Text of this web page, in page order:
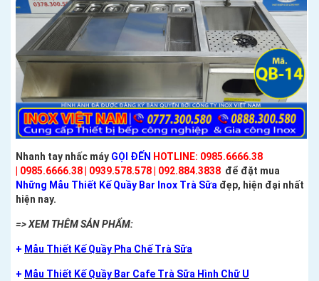
Nhanh tay nhấc máy GỌI ĐẾN HOTLINE: 0985.6666.38
| 0985.6666.38 | 0939.578.578 | 092.884.3838 để đặt mua
Những Mẫu Thiết Kế Quầy Bar Inox Trà Sữa đẹp, hiện đại nhất
hiện nay.
=> XEM THÊM SẢN PHẨM:
+ Mẫu Thiết Kế Quầy Pha Chế Trà Sữa
+ Mẫu Thiết Kế Quầy Bar Cafe Trà Sữa Hình Chữ U